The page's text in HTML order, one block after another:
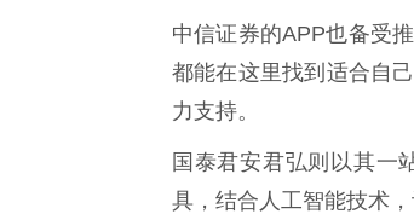
中信证券的APP也备受
都能在这里找到适合自
力支持。
国泰君安君弘则以其一
具，结合人工智能技术